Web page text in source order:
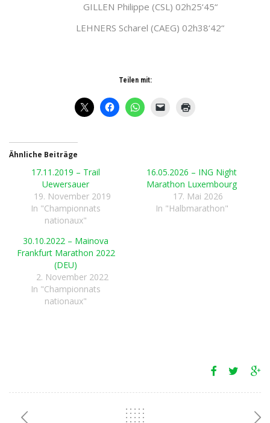
GILLEN Philippe (CSL) 02h25‘45“
LEHNERS Scharel (CAEG) 02h38‘42“
Teilen mit:
Ähnliche Beiträge
17.11.2019 – Trail
Uewersauer
19. November 2019
In "Championnats
nationaux"
16.05.2026 – ING Night
Marathon Luxembourg
17. Mai 2026
In "Halbmarathon"
30.10.2022 – Mainova
Frankfurt Marathon 2022
(DEU)
2. November 2022
In "Championnats
nationaux"